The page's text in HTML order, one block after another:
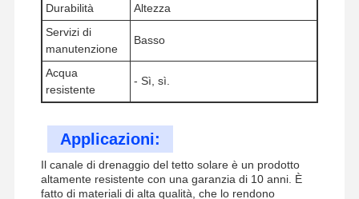
Altri dispositivi per il controllo delle emissioni
vassoio per cavi di pista
Accessori per cestini a cavo
Accessori per il montaggio solare
canale di montaggio solare
Durabilità
Altezza
Servizi di
manutenzione
Basso
Acqua
resistente
- Sì, sì.
Applicazioni:
Il canale di drenaggio del tetto solare è un prodotto
altamente resistente con una garanzia di 10 anni. È
fatto di materiali di alta qualità, che lo rendono